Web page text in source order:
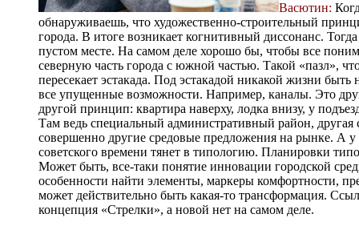
Васютин:
обнаруживаешь, что художественно-строительный
города. В итоге возникает когнитивный диссонанс.
пустом месте. На самом деле хорошо бы, чтобы все
северную часть города с южной частью. Такой «пазл»,
пересекает эстакада. Под эстакадой никакой жизни
все упущенные возможности. Например, каналы. Это
другой принцип: квартира наверху, лодка внизу, у
Там ведь специальный административный район,
совершенно другие средовые предложения на рынке. А у
советского времени тянет в типологию. Планировки
Может быть, все-таки понятие инновации городской
особенности найти элементы, маркеры комфортности,
может действительно быть какая-то трансформация.
концепция «Стрелки», а новой нет на самом деле.